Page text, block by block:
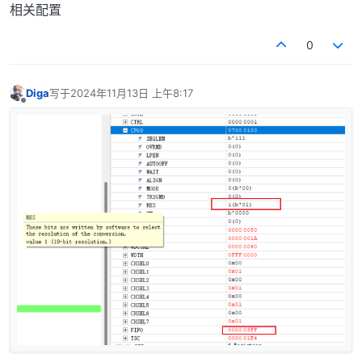
相关配置
0
Diga写于2024年11月13日 上午8:17
最后由 编辑